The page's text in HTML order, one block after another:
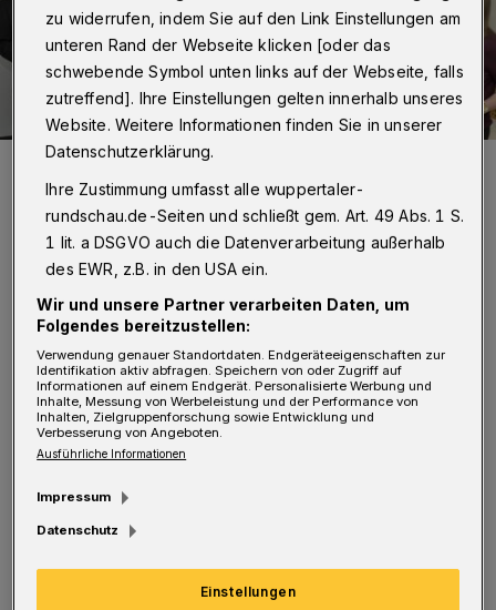
Sie haben das Zertifikat in den Händen.
Foto: Helios
20 Pflegeschülerinnen und Pflegeschüler
hatten zuvor einen vierwöchigen
Arbeitsaufenthalt im EU-Ausland hinter sich
gebracht. Die beiden Partnerschulen des
HELIOS Bildungszentrums befinden sich in
Bregenz und Kufstein, jeweils in Österreich.
befähigen, sich im europäischen Arbeitsmarkt
zu widerrufen, indem Sie auf den Link Einstellungen am
unteren Rand der Webseite klicken [oder das
schwebende Symbol unten links auf der Webseite, falls
zutreffend]. Ihre Einstellungen gelten innerhalb unseres
Website. Weitere Informationen finden Sie in unserer
Datenschutzerklärung.
Ihre Zustimmung umfasst alle wuppertaler-
rundschau.de-Seiten und schließt gem. Art. 49 Abs. 1 S.
1 lit. a DSGVO auch die Datenverarbeitung außerhalb
des EWR, z.B. in den USA ein.
Wir und unsere Partner verarbeiten Daten, um
Folgendes bereitzustellen:
Verwendung genauer Standortdaten. Endgeräteeigenschaften zur
Identifikation aktiv abfragen. Speichern von oder Zugriff auf
Informationen auf einem Endgerät. Personalisierte Werbung und
Inhalte, Messung von Werbeleistung und der Performance von
Inhalten, Zielgruppenforschung sowie Entwicklung und
Verbesserung von Angeboten.
Ausführliche Informationen
Impressum
Datenschutz
Einstellungen